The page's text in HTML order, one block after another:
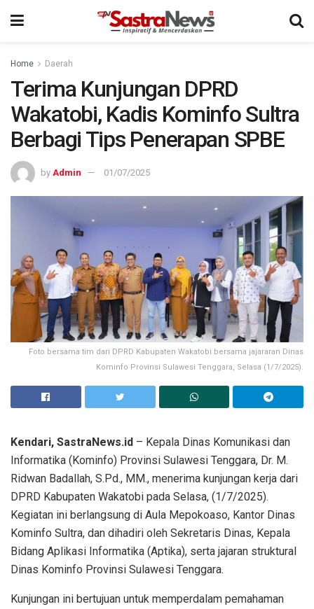
Home Daerah
Terima Kunjungan DPRD
Wakatobi, Kadis Kominfo Sultra
Berbagi Tips Penerapan SPBE
by Admin 01/07/2025
Foto bersama tim dari DPRD Kabupaten Wakatobi bersama jajararan Dinas
Kominfo Provinsi Sulawesi Tenggara, Selasa (1/7/2025).
Kendari, SastraNews.id – Kepala Dinas Komunikasi dan
Informatika (Kominfo) Provinsi Sulawesi Tenggara, Dr. M.
Ridwan Badallah, S.Pd., MM., menerima kunjungan kerja dari
DPRD Kabupaten Wakatobi pada Selasa, (1/7/2025).
Kegiatan ini berlangsung di Aula Mepokoaso, Kantor Dinas
Kominfo Sultra, dan dihadiri oleh Sekretaris Dinas, Kepala
Bidang Aplikasi Informatika (Aptika), serta jajaran struktural
Dinas Kominfo Provinsi Sulawesi Tenggara.
Kunjungan ini bertujuan untuk memperdalam pemahaman